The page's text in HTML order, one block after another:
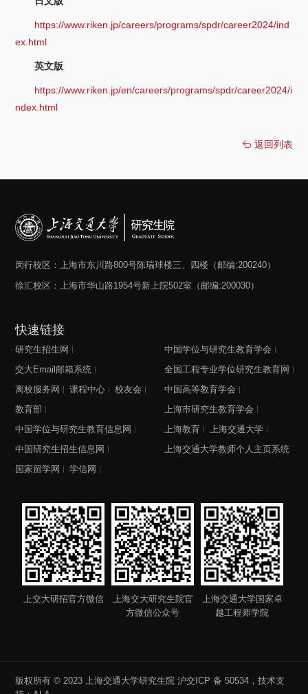
https://www.riken.jp/careers/programs/spdr/career2024/ind
ex.html
英文版
https://www.riken.jp/en/careers/programs/spdr/career2024/i
ndex.html
返回列表
闵行校区：上海市东川路800号陈瑞球楼三、四楼（邮编:200240）
徐汇校区：上海市华山路1954号新上院502室（邮编:200030）
快速链接
研究生招生网
交大Email邮箱系统
离校服务网
课程中心
校友会
教育部
中国学位与研究生教育信息网
中国研究生招生信息网
国家留学网
学信网
中国学位与研究生教育学会
全国工程专业学位研究生教育网
中国高等教育学会
上海市研究生教育学会
上海教育
上海交通大学
上海交通大学教师个人主页系统
上交大研招官方微信
上海交大研究生院官
方微信公众号
上海交通大学国家卓
越工程师学院
版权所有 © 2023 上海交通大学研究生院沪交ICP 备 50534 ，技术支